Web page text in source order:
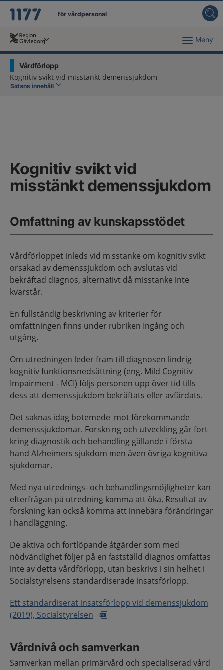
för vårdpersonal
Du har valt region Meny
Vårdförlopp
Kognitiv svikt vid misstänkt demenssjukdom
Sidans innehåll
Kognitiv svikt vid
misstänkt demenssjukdom
Omfattning av kunskapsstödet
Vårdförloppet inleds vid misstanke om kognitiv svikt
orsakad av demenssjukdom och avslutas vid
bekräftad diagnos, alternativt då misstanke inte
kvarstår.
En fullständig beskrivning av kriterier för
omfattningen finns under rubriken Ingång och
utgång.
Om utredningen leder fram till diagnosen lindrig
kognitiv funktionsnedsättning (eng. Mild Cognitiv
Impairment - MCI) följs personen upp över tid tills
dess att demenssjukdom bekräftats eller avfärdats.
Det saknas idag botemedel mot förekommande
demenssjukdomar. Forskning och utveckling går fort
kring diagnostik och behandling gällande i första
hand Alzheimers sjukdom men även övriga kognitiva
sjukdomar.
Med nya utrednings- och behandlingsmöjligheter kan
efterfrågan på utredning komma att öka. Resultat av
forskning kan också komma att innebära förändringar
i handläggning.
De aktiva och fortlöpande åtgärder som med
nödvändighet följer på en fastställd diagnos omfattas
inte av detta vårdförlopp, utan beskrivs i sin helhet i
Socialstyrelsens standardiserade insatsförlopp.
Ett standardiserat insatsförlopp vid demenssjukdom
(2019), Socialstyrelsen
Vårdnivå och samverkan
Samverkan mellan primärvård och specialiserad vård